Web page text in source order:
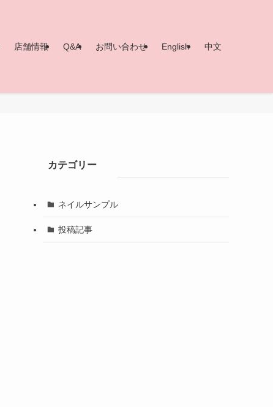
店舗情報 Q&A お問い合わせ English 中文
カテゴリー
ネイルサンプル
投稿記事